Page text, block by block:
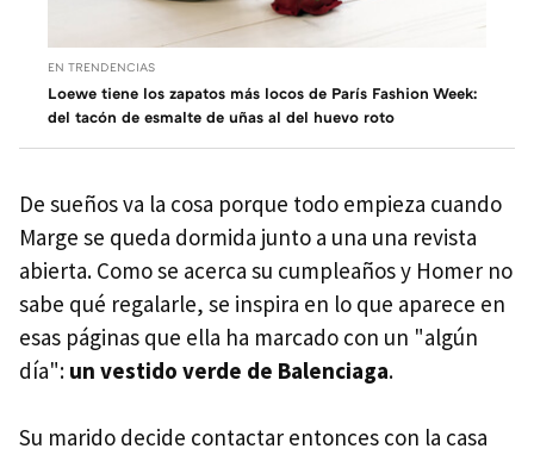
EN TRENDENCIAS
Loewe tiene los zapatos más locos de París Fashion Week:
del tacón de esmalte de uñas al del huevo roto
De sueños va la cosa porque todo empieza cuando
Marge se queda dormida junto a una una revista
abierta. Como se acerca su cumpleaños y Homer no
sabe qué regalarle, se inspira en lo que aparece en
esas páginas que ella ha marcado con un "algún
día": un vestido verde de Balenciaga.
Su marido decide contactar entonces con la casa